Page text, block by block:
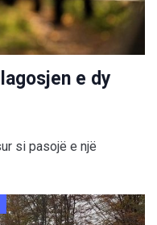
e dy
si pasojë e një